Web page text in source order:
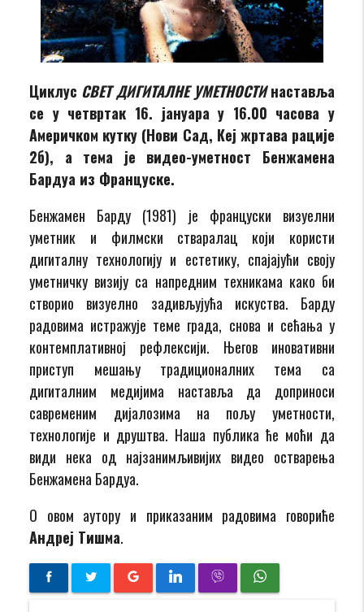
Циклус СВЕТ ДИГИТАЛНЕ УМЕТНОСТИнаставља
се у четвртак 16. јануара у 16.00 часова у
Америчком кутку (Нови Сад, Кеј жртава рације
2б), а тема је видео-уметност Бенжамена
Бардуа из Француске.
Бенжамен Барду (1981) је француски визуелни
уметник и филмски стваралац који користи
дигиталну технологију и естетику, спајајући своју
уметничку визију са напредним техникама како би
створио визуелно задивљујућа искуства. Барду
радовима истражује теме града, снова и сећања у
контемплативној рефлексији. Његов иновативни
приступ мешању традиционалних тема са
дигиталним медијима наставља да доприноси
савременим дијалозима на пољу уметности,
технологије и друштва. Наша публика ће моћи да
види нека од најзанимљивијих видео остварења
Бенжамена Бардуа.
О овом аутору и приказаним радовима говориће
Андреј Тишма.